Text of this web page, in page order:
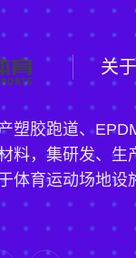
关于
塑胶跑道、
料，集研发、生
体育运动场地设